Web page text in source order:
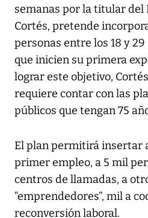
semanas por la titular del
Cortés, pretende
personas entre los 18 y
que inicien su primera
lograr este objetivo,
requiere contar con las
públicos que tengan 75
El plan permitirá insertar
primer empleo, a 5 mil
centros de llamadas, a
“emprendedores”, mil a
reconversión laboral.